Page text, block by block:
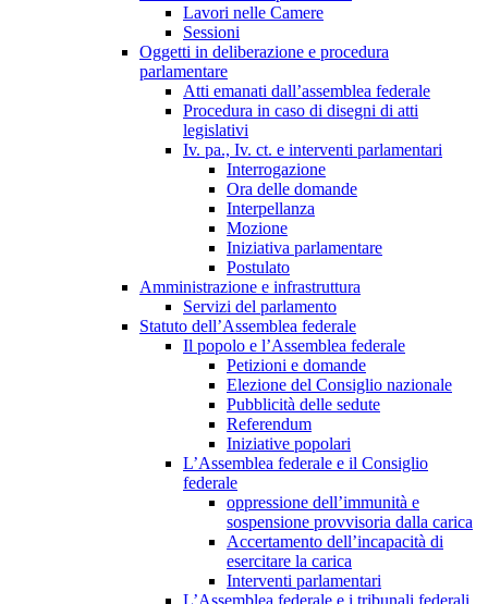
Lavori nelle Camere
Sessioni
Oggetti in deliberazione e procedura
parlamentare
Atti emanati dall’assemblea federale
Procedura in caso di disegni di atti
legislativi
Iv. pa., Iv. ct. e interventi parlamentari
Interrogazione
Ora delle domande
Interpellanza
Mozione
Iniziativa parlamentare
Postulato
Amministrazione e infrastruttura
Servizi del parlamento
Statuto dell’Assemblea federale
Il popolo e l’Assemblea federale
Petizioni e domande
Elezione del Consiglio nazionale
Pubblicità delle sedute
Referendum
Iniziative popolari
L’Assemblea federale e il Consiglio
federale
oppressione dell’immunità e
sospensione provvisoria dalla carica
Accertamento dell’incapacità di
esercitare la carica
Interventi parlamentari